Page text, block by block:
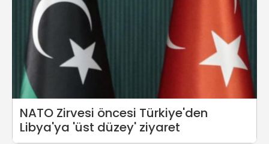
NATO Zirvesi öncesi Türkiye'den
Libya'ya 'üst düzey' ziyaret